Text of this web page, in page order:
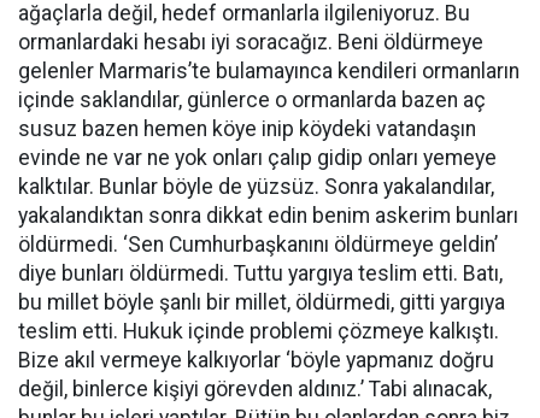
ağaçlarla değil, hedef ormanlarla ilgileniyoruz. Bu
ormanlardaki hesabı iyi soracağız. Beni öldürmeye
gelenler Marmaris’te bulamayınca kendileri ormanların
içinde saklandılar, günlerce o ormanlarda bazen aç
susuz bazen hemen köye inip köydeki vatandaşın
evinde ne var ne yok onları çalıp gidip onları yemeye
kalktılar. Bunlar böyle de yüzsüz. Sonra yakalandılar,
yakalandıktan sonra dikkat edin benim askerim bunları
öldürmedi. ‘Sen Cumhurbaşkanını öldürmeye geldin’
diye bunları öldürmedi. Tuttu yargıya teslim etti. Batı,
bu millet böyle şanlı bir millet, öldürmedi, gitti yargıya
teslim etti. Hukuk içinde problemi çözmeye kalkıştı.
Bize akıl vermeye kalkıyorlar ‘böyle yapmanız doğru
değil, binlerce kişiyi görevden aldınız.’ Tabi alınacak,